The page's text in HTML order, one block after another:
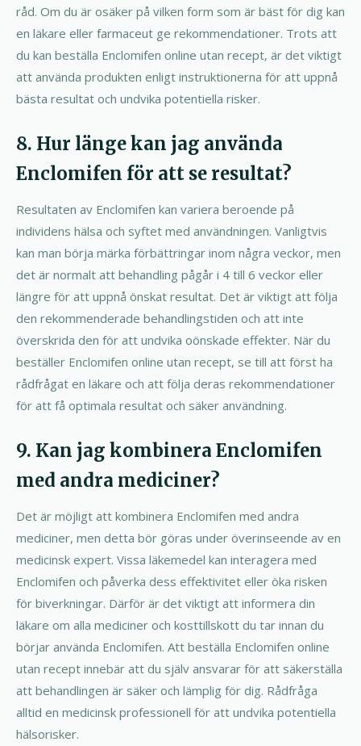
råd. Om du är osäker på vilken form som är bäst för dig kan
en läkare eller farmaceut ge rekommendationer. Trots att
du kan beställa Enclomifen online utan recept, är det viktigt
att använda produkten enligt instruktionerna för att uppnå
bästa resultat och undvika potentiella risker.
8. Hur länge kan jag använda
Enclomifen för att se resultat?
Resultaten av Enclomifen kan variera beroende på
individens hälsa och syftet med användningen. Vanligtvis
kan man börja märka förbättringar inom några veckor, men
det är normalt att behandling pågår i 4 till 6 veckor eller
längre för att uppnå önskat resultat. Det är viktigt att följa
den rekommenderade behandlingstiden och att inte
överskrida den för att undvika oönskade effekter. När du
beställer Enclomifen online utan recept, se till att först ha
rådfrågat en läkare och att följa deras rekommendationer
för att få optimala resultat och säker användning.
9. Kan jag kombinera Enclomifen
med andra mediciner?
Det är möjligt att kombinera Enclomifen med andra
mediciner, men detta bör göras under överinseende av en
medicinsk expert. Vissa läkemedel kan interagera med
Enclomifen och påverka dess effektivitet eller öka risken
för biverkningar. Därför är det viktigt att informera din
läkare om alla mediciner och kosttillskott du tar innan du
börjar använda Enclomifen. Att beställa Enclomifen online
utan recept innebär att du själv ansvarar för att säkerställa
att behandlingen är säker och lämplig för dig. Rådfråga
alltid en medicinsk professionell för att undvika potentiella
hälsorisker.